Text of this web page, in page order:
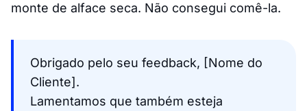
monte de alface seca. Não consegui comê-la.
Obrigado pelo seu feedback, [Nome do
Cliente].
Lamentamos que também esteja